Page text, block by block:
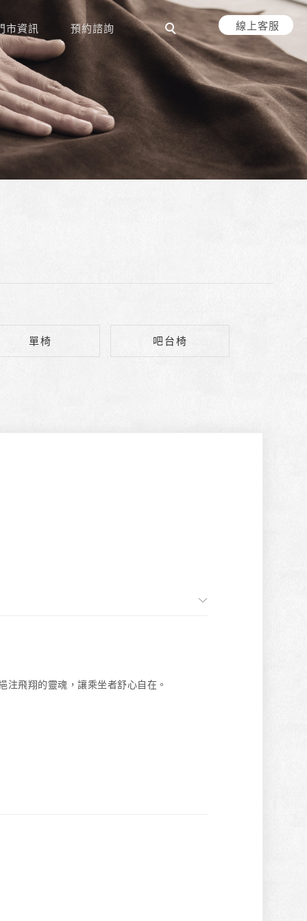
線上客服
市資訊 預約諮詢
單椅 吧台椅
注飛翔的靈魂，讓乘坐者舒心自在。